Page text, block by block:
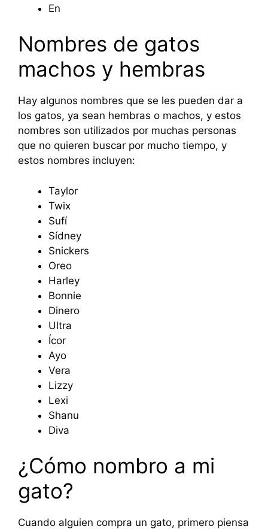
En
Nombres de gatos
machos y hembras
Hay algunos nombres que se les pueden dar a
los gatos, ya sean hembras o machos, y estos
nombres son utilizados por muchas personas
que no quieren buscar por mucho tiempo, y
estos nombres incluyen:
Taylor
Twix
Sufí
Sídney
Snickers
Oreo
Harley
Bonnie
Dinero
Ultra
Ícor
Ayo
Vera
Lizzy
Lexi
Shanu
Diva
¿Cómo nombro a mi
gato?
Cuando alguien compra un gato, primero piensa